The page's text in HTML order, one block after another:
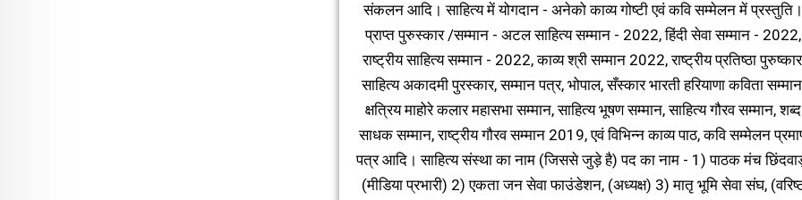
संकलन आदि। साहित्य में योगदान - अनेको काव्य गोष्टी एवं कवि सम्मेलन में प्रस्तुति।
प्राप्त पुरुस्कार /सम्मान - अटल साहित्य सम्मान - 2022, हिंदी सेवा सम्मान - 2022,
राष्ट्रीय साहित्य सम्मान - 2022, काव्य श्री सम्मान 2022, राष्ट्रीय प्रतिष्ठा
साहित्य अकादमी पुरस्कार, सम्मान पत्र, भोपाल, सँस्कार भारती हरियाणा कविता
क्षत्रिय माहोरे कलार महासभा सम्मान, साहित्य भूषण सम्मान, साहित्य गौरव सम्मान, शब्द
साधक सम्मान, राष्ट्रीय गौरव सम्मान 2019, एवं विभिन्न काव्य पाठ, कवि सम्मेलन
पत्र आदि। साहित्य संस्था का नाम (जिससे जुड़े है) पद का नाम - 1) पाठक मंच
(मीडिया प्रभारी) 2) एकता जन सेवा फाउंडेशन, (अध्यक्ष) 3) मातृ भूमि सेवा संघ,